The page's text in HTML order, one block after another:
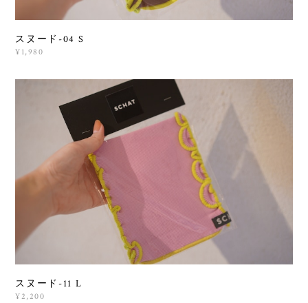
スヌード-04 S
¥1,980
スヌード-11 L
¥2,200